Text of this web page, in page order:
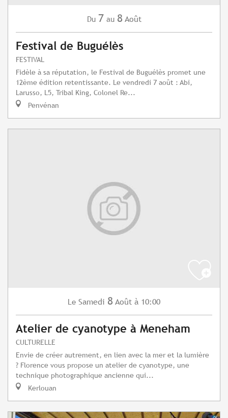
Du 7 au 8 Août
Festival de Buguélès
FESTIVAL
Fidèle à sa réputation, le Festival de Buguélès promet une
12ème édition retentissante. Le vendredi 7 août : Abi,
Larusso, L5, Tribal King, Colonel Re...
Penvénan
Le Samedi 8 Août à 10:00
Atelier de cyanotype à Meneham
CULTURELLE
Envie de créer autrement, en lien avec la mer et la lumière
? Florence vous propose un atelier de cyanotype, une
technique photographique ancienne qui...
Kerlouan